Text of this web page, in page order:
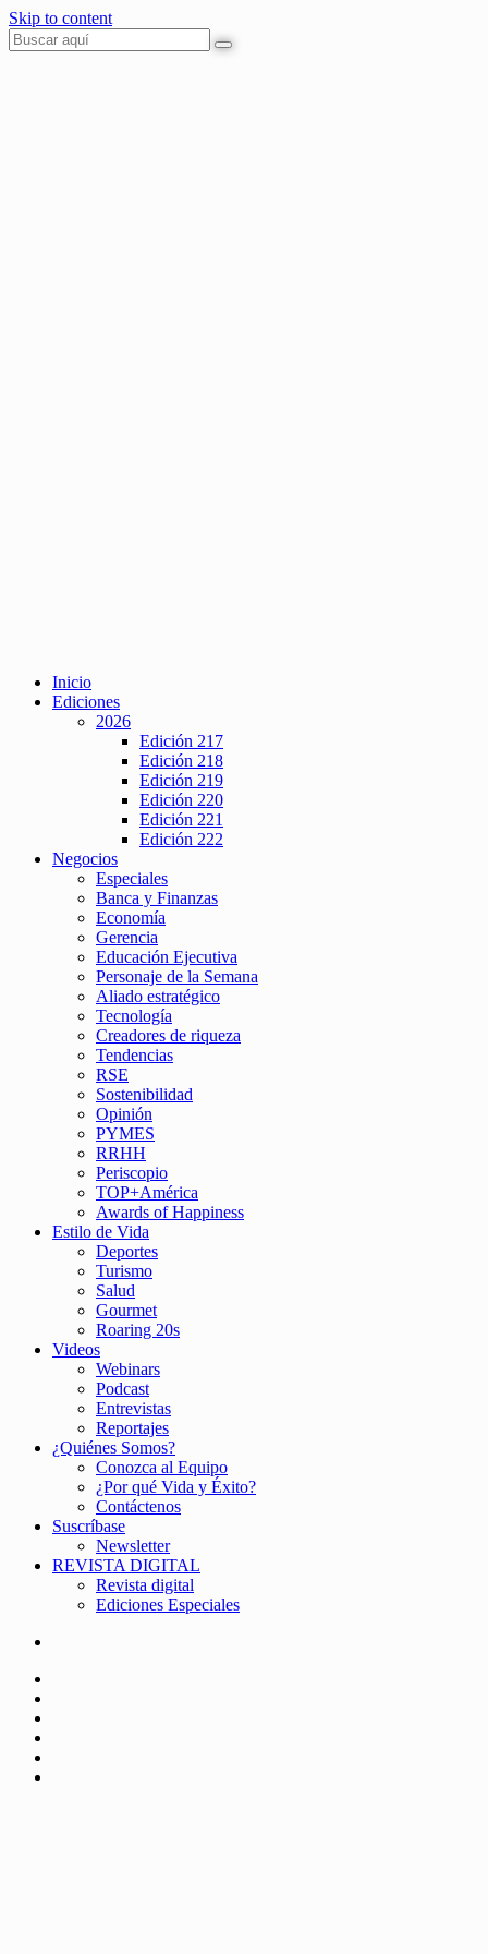
Skip to content
Inicio
Ediciones
2026
Edición 217
Edición 218
Edición 219
Edición 220
Edición 221
Edición 222
Negocios
Especiales
Banca y Finanzas
Economía
Gerencia
Educación Ejecutiva
Personaje de la Semana
Aliado estratégico
Tecnología
Creadores de riqueza
Tendencias
RSE
Sostenibilidad
Opinión
PYMES
RRHH
Periscopio
TOP+América
Awards of Happiness
Estilo de Vida
Deportes
Turismo
Salud
Gourmet
Roaring 20s
Videos
Webinars
Podcast
Entrevistas
Reportajes
¿Quiénes Somos?
Conozca al Equipo
¿Por qué Vida y Éxito?
Contáctenos
Suscríbase
Newsletter
REVISTA DIGITAL
Revista digital
Ediciones Especiales